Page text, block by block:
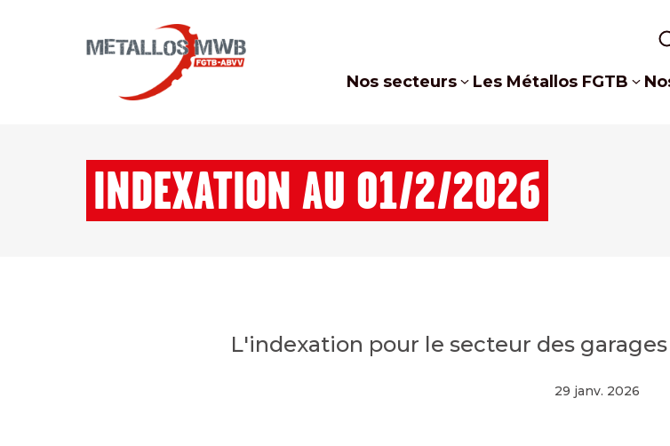
Nos secteurs Les Métallos FGTB
INDEXATION AU 01/2/2026
L'indexation pour le secteur des garages
29 janv. 2026